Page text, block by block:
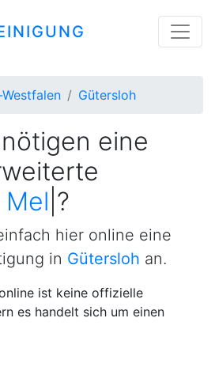
Gütersloh
eine
hier online eine
in Gütersloh an.
ist keine offizielle
es handelt sich um einen